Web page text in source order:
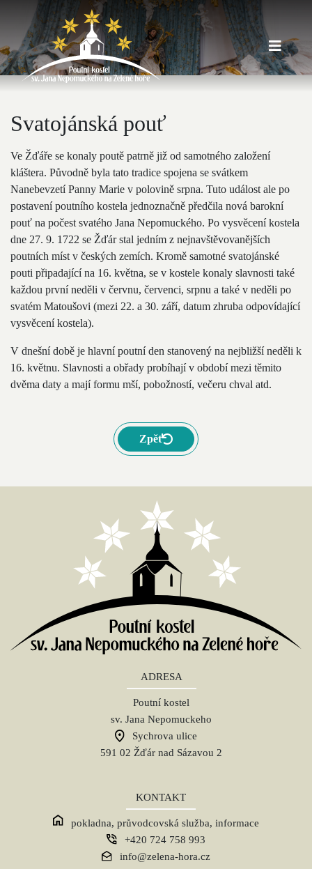
Svatojánská pouť
Ve Žďáře se konaly poutě patrně již od samotného založení
kláštera. Původně byla tato tradice spojena se svátkem
Nanebevzetí Panny Marie v polovině srpna. Tuto událost ale po
postavení poutního kostela jednoznačně předčila nová barokní
pouť na počest svatého Jana Nepomuckého. Po vysvěcení kostela
dne 27. 9. 1722 se Žďár stal jedním z nejnavštěvovanějších
poutních míst v českých zemích. Kromě samotné svatojánské
pouti připadající na 16. května, se v kostele konaly slavnosti také
každou první neděli v červnu, červenci, srpnu a také v neděli po
svatém Matoušovi (mezi 22. a 30. září, datum zhruba odpovídající
vysvěcení kostela).
V dnešní době je hlavní poutní den stanovený na nejbližší neděli k
16. květnu. Slavnosti a obřady probíhají v období mezi těmito
dvěma daty a mají formu mší, pobožností, večeru chval atd.
Zpět
ADRESA
Poutní kostel
sv. Jana Nepomuckeho
Sychrova ulice
591 02 Žďár nad Sázavou 2
KONTAKT
pokladna, průvodcovská služba, informace
+420 724 758 993
info@zelena-hora.cz